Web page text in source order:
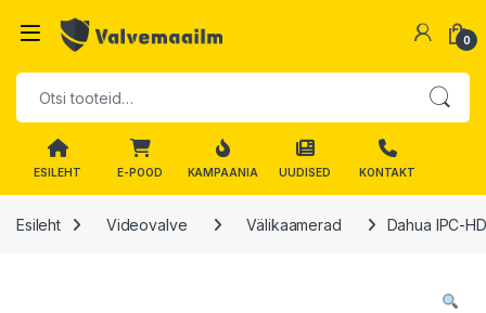
0
Otsi:
ESILEHT E-POOD KAMPAANIA UUDISED KONTAKT
Esileht Videovalve Välikaamerad Dahua IPC-